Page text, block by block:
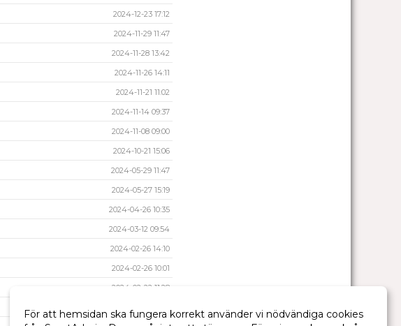
2024-12-23 17:12
2024-11-29 11:47
2024-11-28 13:42
2024-11-26 14:11
2024-11-21 11:02
2024-11-14 09:37
2024-11-08 09:00
2024-10-21 15:06
2024-05-29 11:47
2024-05-27 15:19
2024-04-26 10:35
2024-03-12 09:54
2024-02-26 14:10
2024-02-26 10:01
2024-02-22 11:28
För att hemsidan ska fungera korrekt använder vi nödvändiga cookies